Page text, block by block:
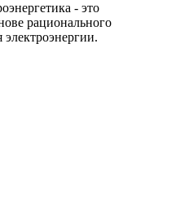
- это
рационального
электроэнергии.